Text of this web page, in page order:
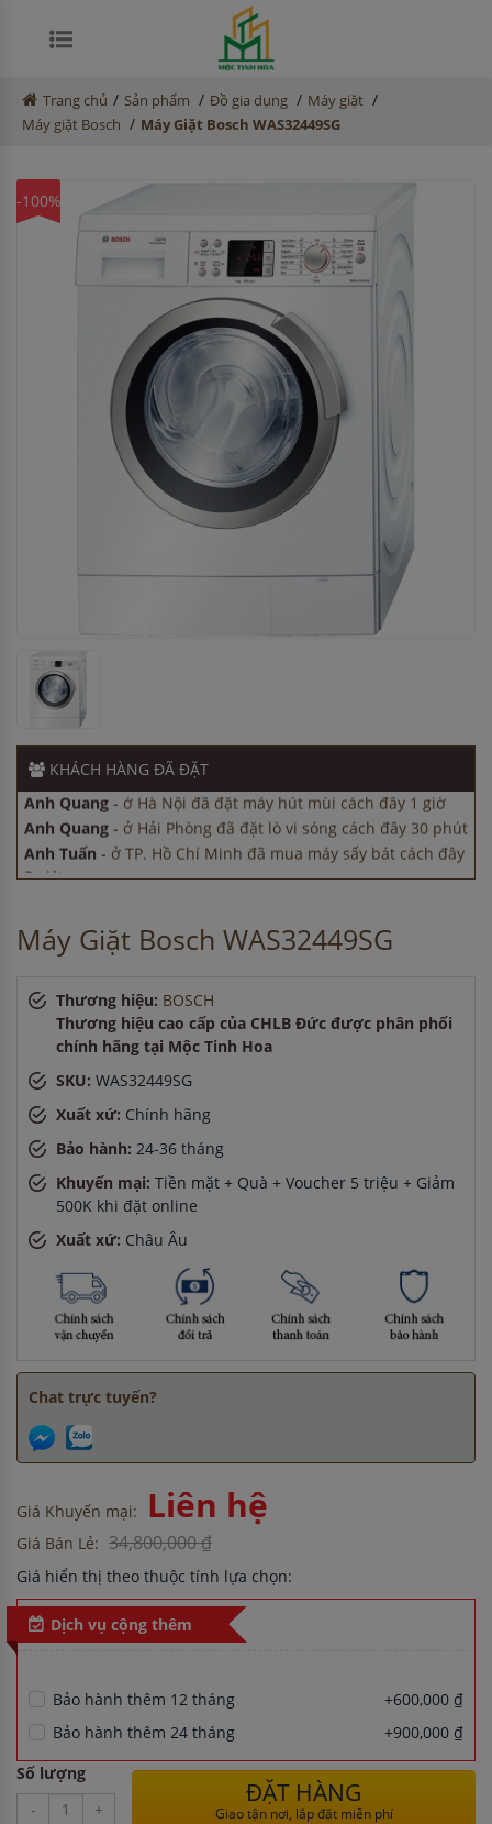
Trang chủ / Sản phẩm / Đồ gia dụng / Máy giặt /
Máy giặt Bosch / Máy Giặt Bosch WAS32449SG
-100%
KHÁCH HÀNG ĐÃ ĐẶT
Anh Tuấn
8 giờ
Anh Hào
Anh Hào
ở Bắc Ninh đã đặt máy hút mùi cách đây 1 giờ
Anh Quang - ở Hà Nội đã đặt máy hút mùi cách đây 1 giờ
Anh Quang - ở Hải Phòng đã đặt lò vi sóng cách đây 30 phút
Anh Tuấn- ở TP. Hồ Chí Minh đã mua máy sấy bát cách đây
8 giờ
Anh Hào-ở Hà Nội đã đặt lò vi sóng cách đây 2 giờ
Anh Quang-ở Hà Nội đã đặt máy hút mùi cách đây 1 giờ
Anh Quang- ở Hải Phòng đã đặt lò vi sóng cách đây 30 phút
8 giờ
Anh Hào-ở Hà Nội đã đặt lò vi sóng cách đây 2 giờ
Anh Hào-ở Bắc Ninh đã đặt máy hút mùi cách đây 1 giờ
Máy Giặt Bosch WAS32449SG
Thương hiệu: BOSCH
Thương hiệu cao cấp của CHLB Đức được phân phối
chính hãng tại Mộc Tinh Hoa
SKU: WAS32449SG
Xuất xứ: Chính hãng
Bảo hành: 24-36 tháng
Khuyến mại: Tiền mặt + Quà + Voucher 5 triệu + Giảm
500K khi đặt online
Xuất xứ: Châu Âu
Chat trực tuyến?
Giá Khuyến mại: Liên hệ
Giá Bán Lẻ: 34,800,000 ₫
Giá hiển thị theo thuộc tính lựa chọn:
Dịch vụ cộng thêm
Bảo hành thêm 12 tháng
+600,000 ₫
Bảo hành thêm 24 tháng
+900,000 ₫
Số lượng
-
+
ĐẶT HÀNG
Giao tận nơi, lắp đặt miễn phí